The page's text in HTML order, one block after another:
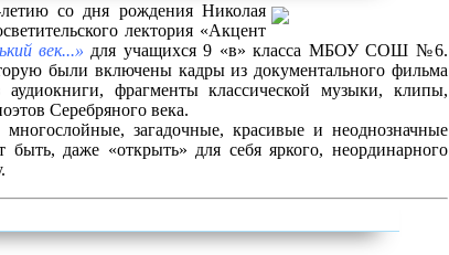
со дня рождения Николая
лектория «Акцент
век...» для учащихся 9 «в» класса МБОУ СОШ №6.
были включены кадры из документального фильма
фрагменты классической музыки, клипы,
Серебряного века.
загадочные, красивые и неоднозначные
быть, даже «открыть» для себя яркого, неординарного